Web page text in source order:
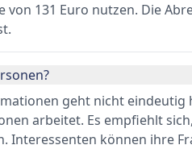
von 131 Euro nutzen. Die
geht nicht eindeutig
arbeitet. Es empfiehlt
Interessenten können ihre